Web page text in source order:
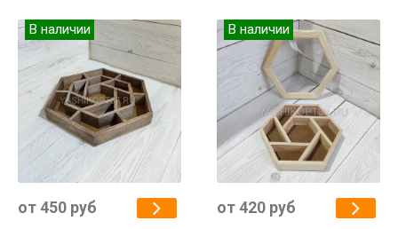
В наличии
от 450 руб
В наличии
от 420 руб